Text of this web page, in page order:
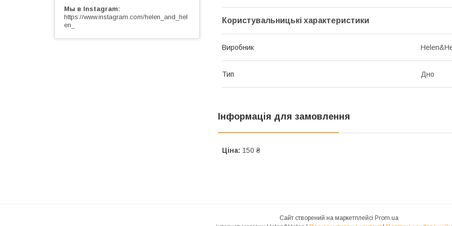
Користувальницькі характеристики
Виробник
Тип Дно
Інформація для замовлення
Ціна: 150 ₴
Мы в Instagram
https://www.instagram.com/helen_and_hel
en_
Сайт створений на маркетплейсі Prom.ua